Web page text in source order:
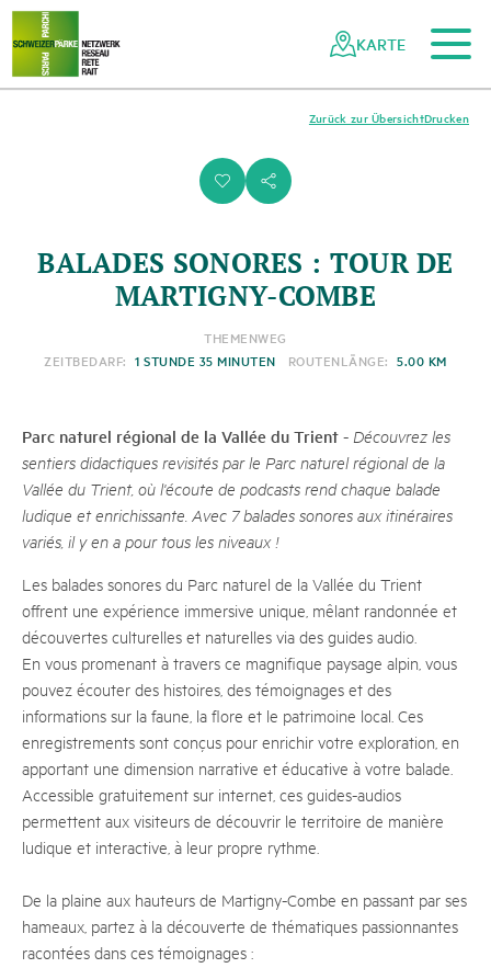
Navigieren
Netzwerk
Schweizer
Schnellnavigation
Zum Hauptinhalt
Zur mobilen Navigation
Zur Suche
Zum Fussbereich
Zur Sitemap
KARTE
i s
Drucken
Zurück zur Übersicht
BALADES SONORES : TOUR DE
MARTIGNY-COMBE
THEMENWEG
ZEITBEDARF: 1 STUNDE 35 MINUTEN ROUTENLÄNGE: 5.00 KM
Parc naturel régional de la Vallée du Trient - Découvrez les
sentiers didactiques revisités par le Parc naturel régional de la
Vallée du Trient, où l'écoute de podcasts rend chaque balade
ludique et enrichissante. Avec 7 balades sonores aux itinéraires
variés, il y en a pour tous les niveaux !
Les balades sonores du Parc naturel de la Vallée du Trient
offrent une expérience immersive unique, mêlant randonnée et
découvertes culturelles et naturelles via des guides audio.
En vous promenant à travers ce magnifique paysage alpin, vous
pouvez écouter des histoires, des témoignages et des
informations sur la faune, la flore et le patrimoine local. Ces
enregistrements sont conçus pour enrichir votre exploration, en
apportant une dimension narrative et éducative à votre balade.
Accessible gratuitement sur internet, ces guides-audios
permettent aux visiteurs de découvrir le territoire de manière
ludique et interactive, à leur propre rythme.
De la plaine aux hauteurs de Martigny-Combe en passant par ses
hameaux, partez à la découverte de thématiques passionnantes
racontées dans ces témoignages :